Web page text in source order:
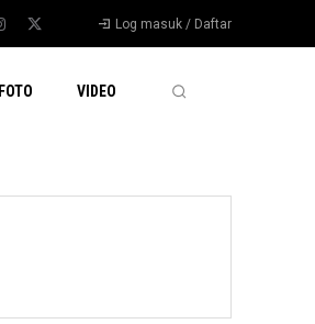
Log masuk / Daftar
FOTO VIDEO